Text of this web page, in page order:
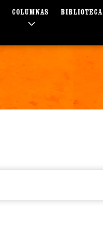
COLUMNAS BIBLIOTECA